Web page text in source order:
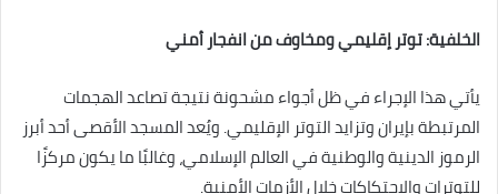
الخلفية: توتر إقليمي ومخاوف من انفجار أمني
يأتي هذا الإجراء في ظل أجواء مشحونة نتيجة تصاعد الهجمات
المرتبطة بإيران وتزايد التوتر الإقليمي. ويُعد المسجد الأقصى أحد أبرز
الرموز الدينية والوطنية في العالم الإسلامي، وغالبًا ما يكون مركزًا
للتوترات والاحتكاكات خلال الأزمات الأمنية.